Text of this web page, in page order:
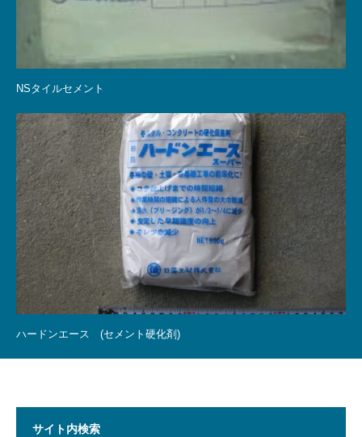
NSタイルセメント
ハードンエース (セメント硬化剤)
サイト内検索